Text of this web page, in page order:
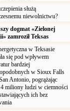
służą
niewolnictwu?
dogmat «Zielonej
zamroził Teksas
w Teksasie
się pod wpływem
bardziej
w Sioux Falls
Antonio, pogrążając
miliony ludzi w ciemności
ich bez